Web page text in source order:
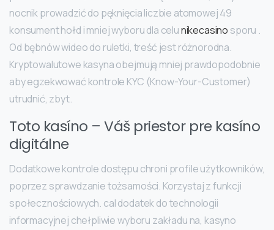
nocnik prowadzić do pęknięcia liczbie atomowej 49
konsument hołd i mniej wyboru dla celunikecasino sporu .
Od bębnów wideo do ruletki, treść jest różnorodna.
Kryptowalutowe kasyna obejmują mniej prawdopodobnie
aby egzekwować kontrole KYC (Know-Your-Customer)
utrudnić, zbyt.
Toto kasíno – Váš priestor pre kasíno
digitálne
Dodatkowe kontrole dostępu chroni profile użytkowników,
poprzez sprawdzanie tożsamości. Korzystaj z funkcji
społecznościowych. cal dodatek do technologii
informacyjnej chełpliwie wyboru zakładu na, kasyno